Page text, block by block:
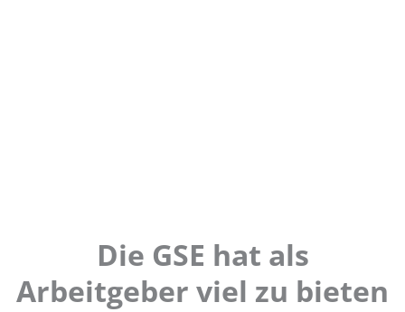
Die GSE hat als
Arbeitgeber viel zu bieten